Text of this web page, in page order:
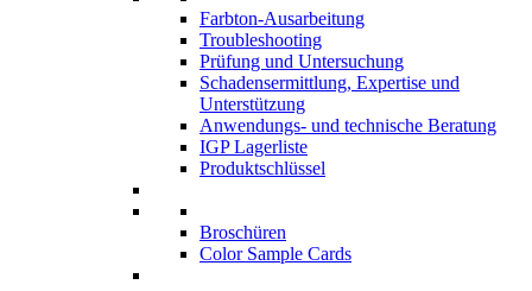
Farbton-Ausarbeitung
Troubleshooting
Prüfung und Untersuchung
Schadensermittlung, Expertise und
Unterstützung
Anwendungs- und technische Beratung
IGP Lagerliste
Produktschlüssel
Broschüren
Color Sample Cards